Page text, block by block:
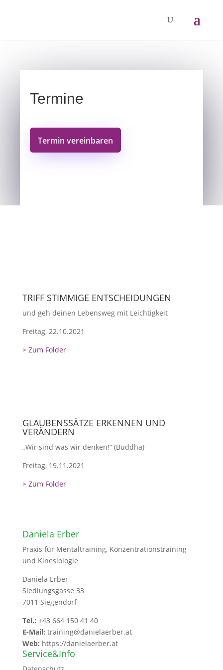
Termine
Termin vereinbaren
TRIFF STIMMIGE ENTSCHEIDUNGEN
und geh deinen Lebensweg mit Leichtigkeit
Freitag, 22.10.2021
> Zum Folder
GLAUBENSSÄTZE ERKENNEN UND
VERÄNDERN
„Wir sind was wir denken!“ (Buddha)
Freitag, 19.11.2021
> Zum Folder
Daniela Erber
Praxis für Mentaltraining, Konzentrationstraining
und Kinesiologie
Daniela Erber
Siedlungsgasse 33
7011 Siegendorf
Tel.: +43 664 150 41 40
E-Mail: training@danielaerber.at
Web: https://danielaerber.at
Service&Info